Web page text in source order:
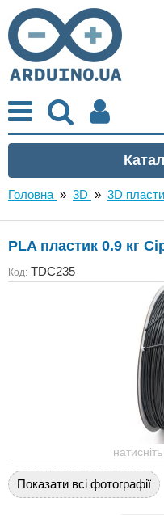
Головна » 3D » 3D
PLA пластик 0.9 кг
Код: TDC235
Показати всі фотографії